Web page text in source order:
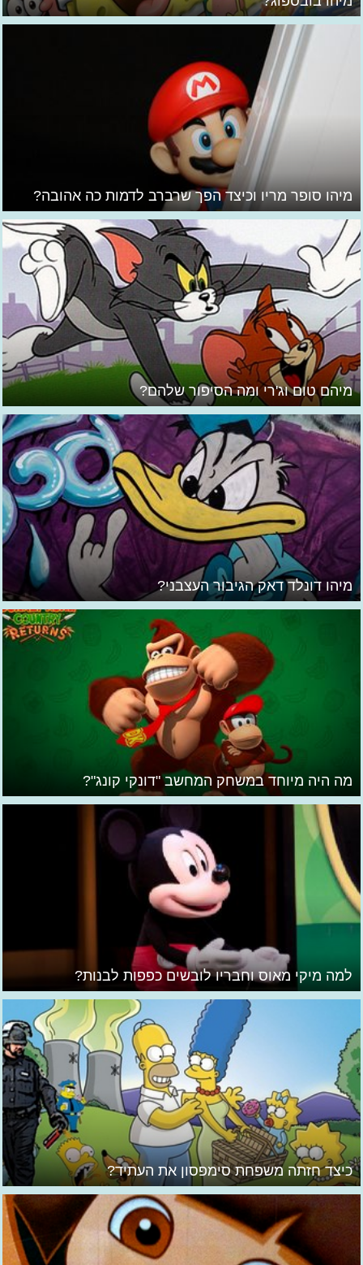
מיהו סופר מריו וכיצד הפך שרברב לדמות כה אהובה?
מיהם טום וג'רי ומה הסיפור שלהם?
מיהו דונלד דאק הגיבור העצבני?
מה היה מיוחד במשחק המחשב "דונקי קונג"?
למה מיקי מאוס וחבריו לובשים כפפות לבנות?
כיצד חזתה משפחת סימפסון את העתיד?